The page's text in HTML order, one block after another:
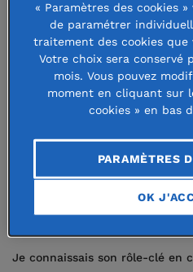
« À une époque secouée par
fractures sociales, dans un
mutations telles que la
en puissance de
France est donc un acteur de
ensemble pour un monde
Je connaissais son rôle-clé en
« Paramètres des cookies
de paramétrer
traitement des cookies que
Votre choix sera conservé
mois. Vous pouvez
moment en cliquant sur
cookies » en bas
PARAMÈTRES
OK